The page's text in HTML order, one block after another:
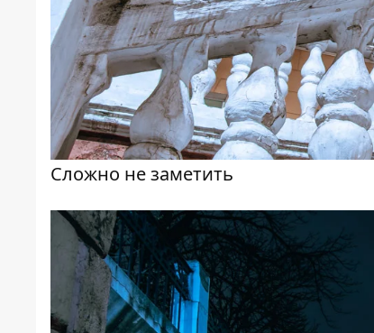
Сложно не заметить